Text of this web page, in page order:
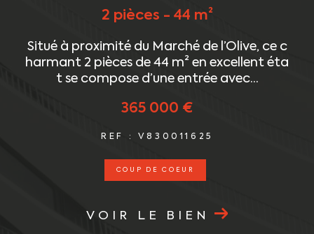
2 pièces - 44 m²
Situé à proximité du Marché de l’Olive, ce c
harmant 2 pièces de 44 m² en excellent éta
t se compose d’une entrée avec...
365 000 €
REF : V830011625
COUP DE COEUR
VOIR LE BIEN